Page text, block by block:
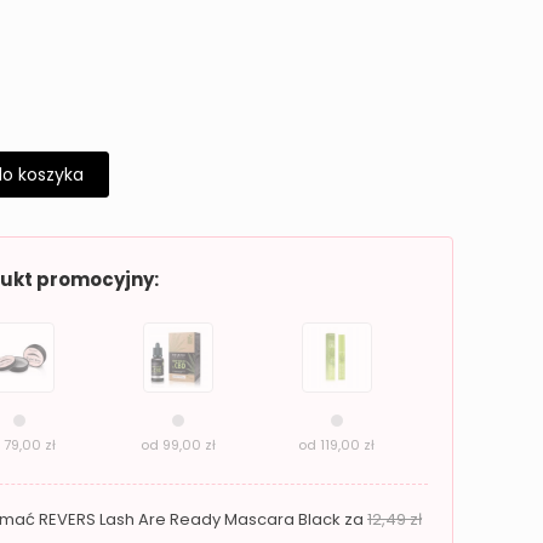
koszyka
promocyjny:
79,00 zł od 99,00 zł od 119,00 zł
REVERS Lash Are Ready Mascara Black za 12,49zł